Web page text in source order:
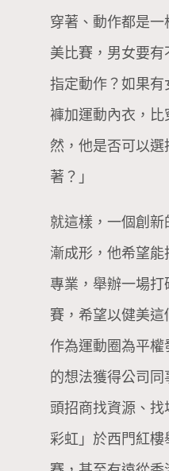
穿著、動作都是
美比賽，男女要
指定動作？如果
褲加運動內衣，比
然，他是否可以
著？」
就這樣，一個創
漸成形，他希望
專業，舉辦一場
賽，希望以健美這
作為運動圈為平
的想法獲得公司
頭招商找資源、
彩虹」於西門紅